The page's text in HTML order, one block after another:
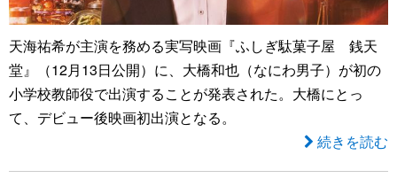
天海祐希が主演を務める実写映画『ふしぎ駄菓子屋 銭天
堂』（12月13日公開）に、大橋和也（なにわ男子）が初の
小学校教師役で出演することが発表された。大橋にとっ
て、デビュー後映画初出演となる。
続きを読む